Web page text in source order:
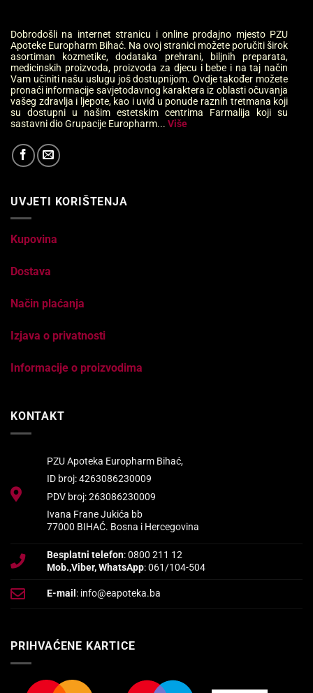
Dobrodošli na internet stranicu i online prodajno mjesto PZU
Apoteke Europharm Bihać. Na ovoj stranici možete poručiti širok
asortiman kozmetike, dodataka prehrani, biljnih preparata,
medicinskih proizvoda, proizvoda za djecu i bebe i na taj način
Vam učiniti našu uslugu još dostupnijom. Ovdje također možete
pronaći informacije savjetodavnog karaktera iz oblasti očuvanja
vašeg zdravlja i ljepote, kao i uvid u ponude raznih tretmana koji
su dostupni u našim estetskim centrima Farmalija koji su
sastavni dio Grupacije Europharm... Više
UVJETI KORIŠTENJA
Kupovina
Dostava
Način plaćanja
Izjava o privatnosti
Informacije o proizvodima
KONTAKT
PZU Apoteka Europharm Bihać,
ID broj: 4263086230009
PDV broj: 263086230009
Ivana Frane Jukića bb
77000 BIHAĆ. Bosna i Hercegovina
Besplatni telefon: 0800 211 12
Mob.,Viber, WhatsApp: 061/104-504
E-mail : info@eapoteka.ba
PRIHVAĆENE KARTICE